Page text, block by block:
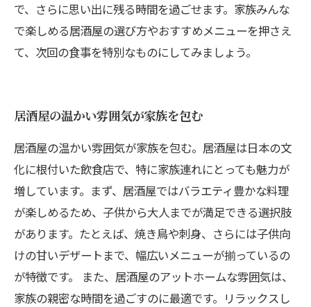
で、さらに思い出に残る時間を過ごせます。家族みんな
で楽しめる居酒屋の選び方やおすすめメニューを押さえ
て、次回の食事を特別なものにしてみましょう。
居酒屋の温かい雰囲気が家族を包む
居酒屋の温かい雰囲気が家族を包む。居酒屋は日本の文
化に根付いた飲食店で、特に家族連れにとっても魅力が
増しています。まず、居酒屋ではバラエティ豊かな料理
が楽しめるため、子供から大人までが満足できる選択肢
があります。たとえば、焼き鳥や刺身、さらには子供向
けの甘いデザートまで、幅広いメニューが揃っているの
が特徴です。 また、居酒屋のアットホームな雰囲気は、
家族の親密な時間を過ごすのに最適です。リラックスし